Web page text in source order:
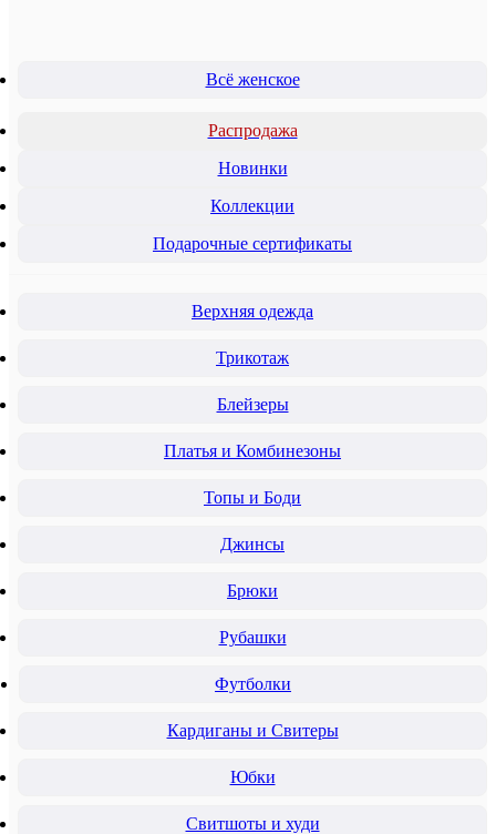
Всё женское
Распродажа
Новинки
Коллекции
Подарочные сертификаты
Верхняя одежда
Трикотаж
Блейзеры
Платья и Комбинезоны
Топы и Боди
Джинсы
Брюки
Рубашки
Футболки
Кардиганы и Свитеры
Юбки
Свитшоты и худи